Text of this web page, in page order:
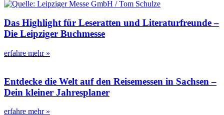
Das Highlight für Leseratten und Literaturfreunde –
Die Leipziger Buchmesse
erfahre mehr »
Entdecke die Welt auf den Reisemessen in Sachsen –
Dein kleiner Jahresplaner
erfahre mehr »